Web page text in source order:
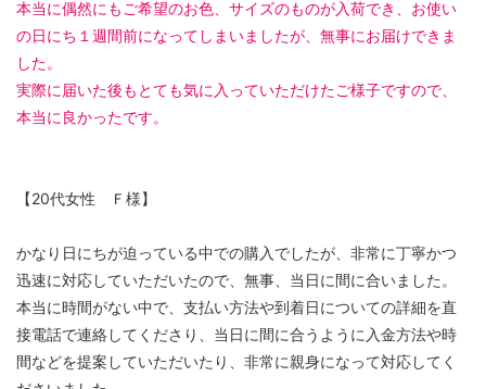
本当に偶然にもご希望のお色、サイズのものが入荷でき、お使い
の日にち１週間前になってしまいましたが、無事にお届けできま
した。
実際に届いた後もとても気に入っていただけたご様子ですので、
本当に良かったです。
【20代女性 Ｆ様】
かなり日にちが迫っている中での購入でしたが、非常に丁寧かつ
迅速に対応していただいたので、無事、当日に間に合いました。
本当に時間がない中で、支払い方法や到着日についての詳細を直
接電話で連絡してくださり、当日に間に合うように入金方法や時
間などを提案していただいたり、非常に親身になって対応してく